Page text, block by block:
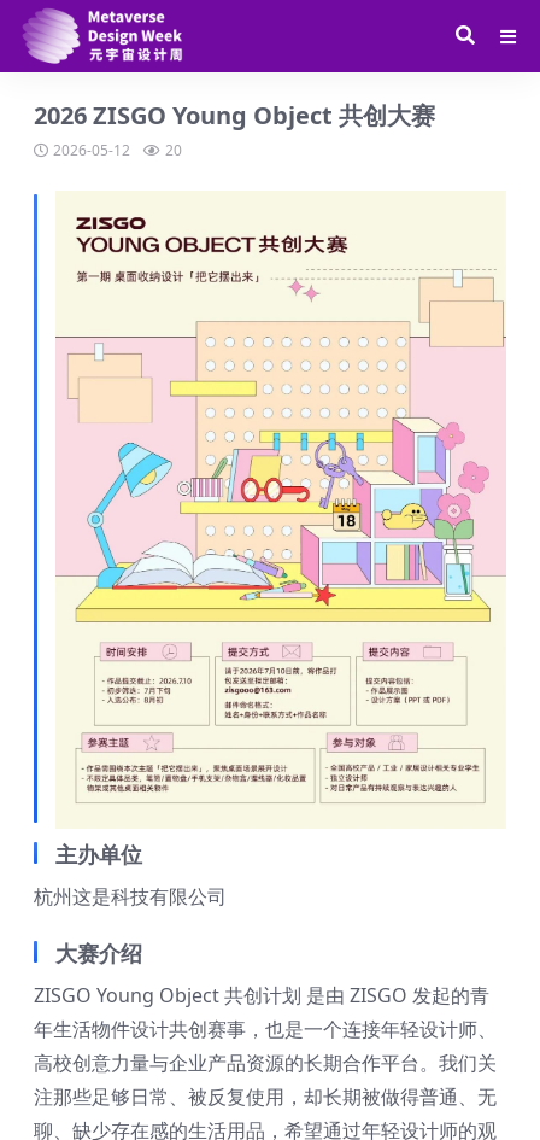
2026 ZISGO Young Object 共创大赛
2026-05-12 20
主办单位
杭州这是科技有限公司
大赛介绍
ZISGO Young Object 共创计划 是由 ZISGO 发起的青
年生活物件设计共创赛事，也是一个连接年轻设计师、
高校创意力量与企业产品资源的长期合作平台。我们关
注那些足够日常、被反复使用，却长期被做得普通、无
聊、缺少存在感的生活用品，希望通过年轻设计师的观